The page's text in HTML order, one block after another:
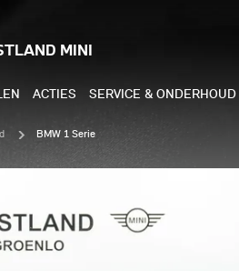
MINI
ELECTRIC
ACTIES SERVICE & ONDERHOUD
BMW 1 Serie